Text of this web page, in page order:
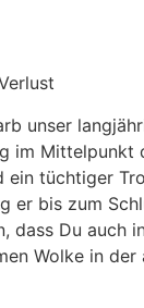
unser
im Mittelpunkt
ein tüchtiger
er bis zum
dass Du
Wolke in